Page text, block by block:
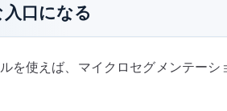
口になる
を使えば、マイクロセグメンテーシ